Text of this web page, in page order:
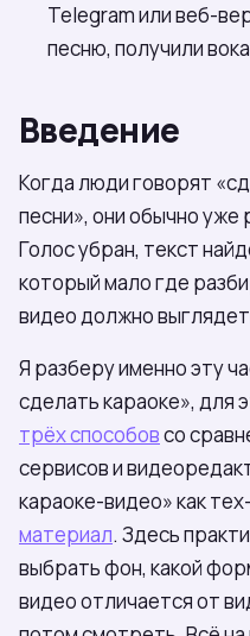
Telegram или веб-
песню, получили
Введение
Когда люди говорят
песни», они обычно уже
Голос убран, текст
который мало где
видео должно
Я разберу именно эту
сделать караоке», для
трёх способовсо
сервисов и
караоке-видео» как
материал. Здесь
выбрать фон, какой
видео отличается от